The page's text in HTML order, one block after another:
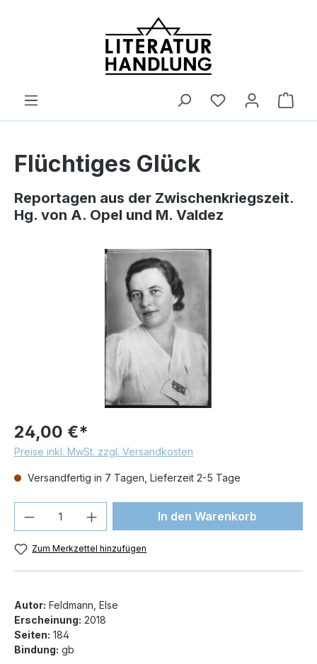
Flüchtiges Glück
Reportagen aus der Zwischenkriegszeit.
Hg. von A. Opel und M. Valdez
Bildergalerie überspringen
24,00 €*
Preise inkl. MwSt. zzgl. Versandkosten
Versandfertig in 7 Tagen, Lieferzeit 2-5 Tage
Produkt Anzahl: Gib denIn den Warenkorb
Zum Merkzettel hinzufügen
Autor: Feldmann, Else
Erscheinung: 2018
Seiten: 184
Bindung: gb